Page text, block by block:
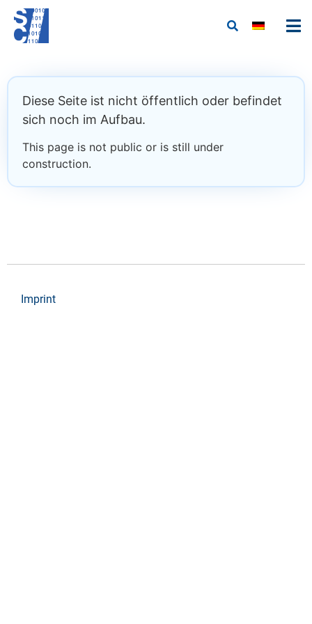
Diese Seite ist nicht öffentlich oder befindet
sich noch im Aufbau.
This page is not public or is still under
construction.
Imprint